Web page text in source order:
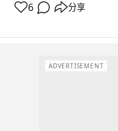
6 分享
ADVERTISEMENT